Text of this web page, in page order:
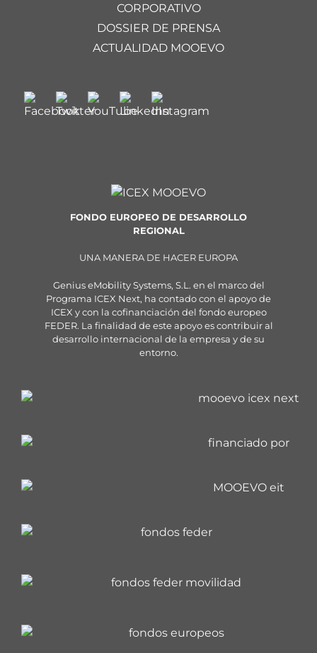
CORPORATIVO
DOSSIER DE PRENSA
ACTUALIDAD MOOEVO
FONDO EUROPEO DE DESARROLLO
REGIONAL
UNA MANERA DE HACER EUROPA
Genius eMobility Systems, S.L. en el marco del
Programa ICEX Next, ha contado con el apoyo de
ICEX y con la cofinanciación del fondo europeo
FEDER. La finalidad de este apoyo es contribuir al
desarrollo internacional de la empresa y de su
entorno.